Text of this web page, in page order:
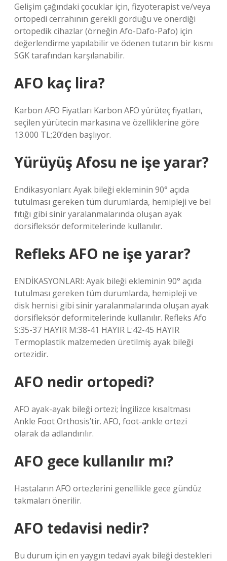
Gelişim çağındaki çocuklar için, fizyoterapist ve/veya
ortopedi cerrahının gerekli gördüğü ve önerdiği
ortopedik cihazlar (örneğin Afo-Dafo-Pafo) için
değerlendirme yapılabilir ve ödenen tutarın bir kısmı
SGK tarafından karşılanabilir.
AFO kaç lira?
Karbon AFO Fiyatları Karbon AFO yürüteç fiyatları,
seçilen yürütecin markasına ve özelliklerine göre
13.000 TL;20’den başlıyor.
Yürüyüş Afosu ne işe yarar?
Endikasyonları: Ayak bileği ekleminin 90° açıda
tutulması gereken tüm durumlarda, hemipleji ve bel
fıtığı gibi sinir yaralanmalarında oluşan ayak
dorsifleksör deformitelerinde kullanılır.
Refleks AFO ne işe yarar?
ENDİKASYONLARI: Ayak bileği ekleminin 90° açıda
tutulması gereken tüm durumlarda, hemipleji ve
disk hernisi gibi sinir yaralanmalarında oluşan ayak
dorsifleksör deformitelerinde kullanılır. Refleks Afo
S:35-37 HAYIR M:38-41 HAYIR L:42-45 HAYIR
Termoplastik malzemeden üretilmiş ayak bileği
ortezidir.
AFO nedir ortopedi?
AFO ayak-ayak bileği ortezi; İngilizce kısaltması
Ankle Foot Orthosis’tir. AFO, foot-ankle ortezi
olarak da adlandırılır.
AFO gece kullanılır mı?
Hastaların AFO ortezlerini genellikle gece gündüz
takmaları önerilir.
AFO tedavisi nedir?
Bu durum için en yaygın tedavi ayak bileği destekleri